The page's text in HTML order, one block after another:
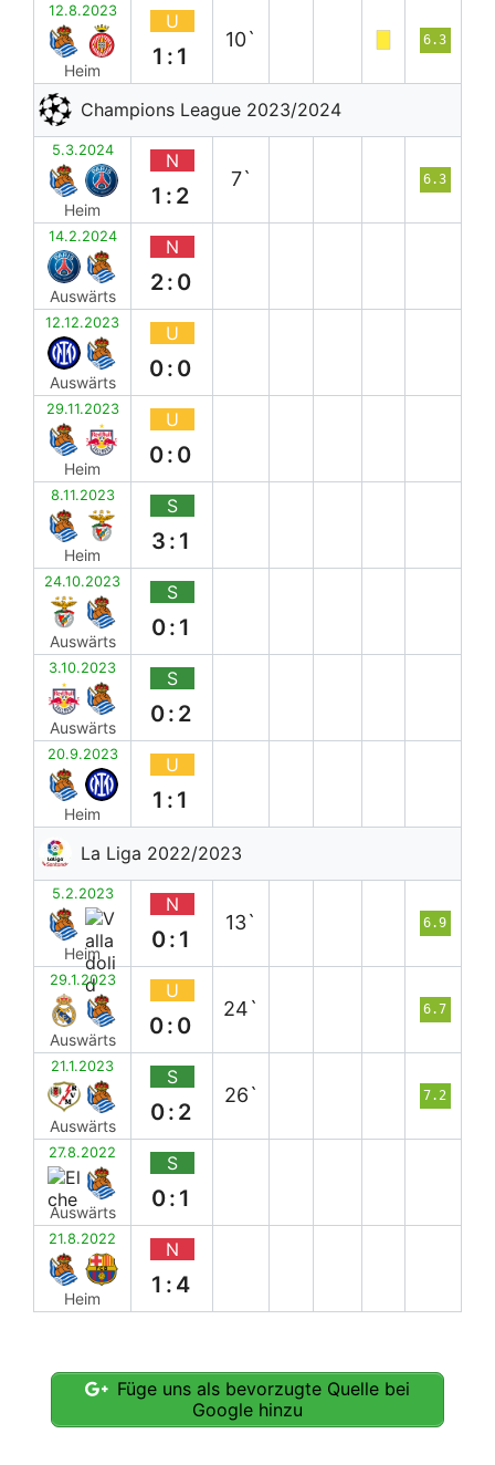
12.8.2023
Heim
U
1:1
10` 6.3
Champions League 2023/2024
5.3.2024
Heim
N
1:2
7` 6.3
14.2.2024
Auswärts
N
2:0
12.12.2023
Auswärts
U
0:0
29.11.2023
Heim
U
0:0
8.11.2023
Heim
S
3:1
24.10.2023
Auswärts
S
0:1
3.10.2023
Auswärts
S
0:2
20.9.2023
Heim
U
1:1
La Liga 2022/2023
5.2.2023
Heim
N
0:1
13` 6.9
29.1.2023
Auswärts
U
0:0
24` 6.7
21.1.2023
Auswärts
S
0:2
26` 7.2
27.8.2022
Auswärts
S
0:1
21.8.2022
Heim
N
1:4
Füge uns als bevorzugte Quelle bei
Google hinzu